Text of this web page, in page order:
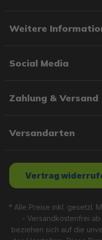
Weitere
Social Media
Zahlung & Versand
Versandarten
Vertrag
* Alle Preise inkl. gesetzl.
- Versandkostenfrei
beziehen sich auf die